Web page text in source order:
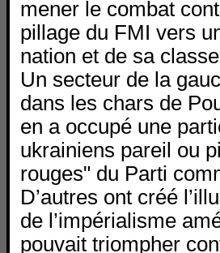
mener le combat
pillage du FMI vers
nation et de sa
Un secteur de la
dans les chars de
en a occupé une
ukrainiens pareil ou
rouges" du Parti
D’autres ont créé
de l’impérialisme
pouvait triompher